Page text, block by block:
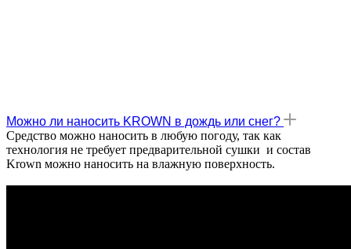
Можно ли наносить KROWN в дождь или снег?
Средство можно наносить в любую погоду, так как
технология не требует предварительной сушки и состав
Krown можно наносить на влажную поверхность.